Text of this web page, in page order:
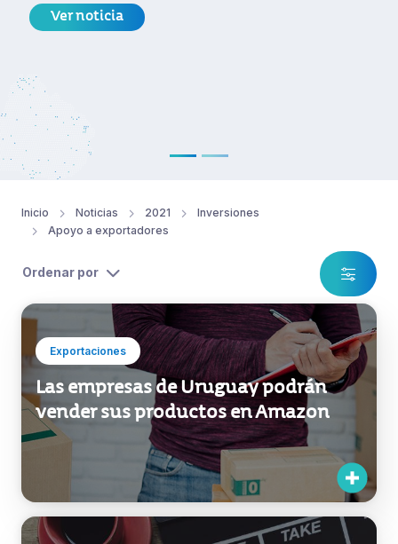
Ver noticia
Inicio Noticias 2021
Inversiones
Apoyo a exportadores
Ordenar por
Exportaciones
Las empresas de Uruguay podrán
vender sus productos en Amazon